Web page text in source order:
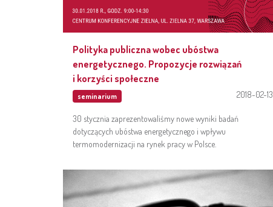
Polityka publiczna wobec ubóstwa
energetycznego. Propozycje rozwiązań
i korzyści społeczne
seminarium 2018-02-13
30 stycznia zaprezentowaliśmy nowe wyniki badań
dotyczących ubóstwa energetycznego i wpływu
termomodernizacji na rynek pracy w Polsce.